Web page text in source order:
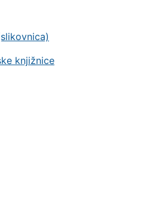
knjižnice